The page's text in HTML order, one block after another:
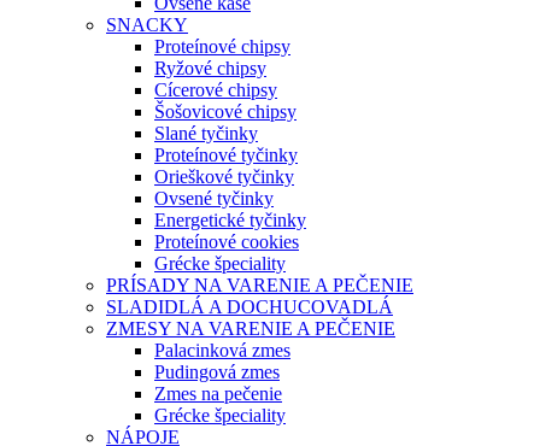
SNACKY
Proteínové chipsy
Ryžové chipsy
Cícerové chipsy
Šošovicové chipsy
Slané tyčinky
Proteínové tyčinky
Orieškové tyčinky
Ovsené tyčinky
Energetické tyčinky
Proteínové cookies
Grécke špeciality
PRÍSADY NA VARENIE A PEČENIE
SLADIDLÁ A DOCHUCOVADLÁ
ZMESY NA VARENIE A PEČENIE
Palacinková zmes
Pudingová zmes
Zmes na pečenie
Grécke špeciality
NÁPOJE